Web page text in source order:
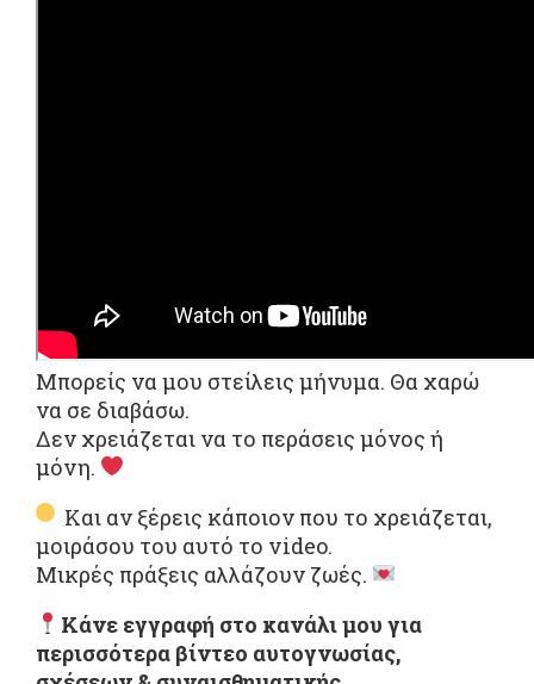
Μπορείς να μου στείλεις μήνυμα. Θα χαρώ
να σε διαβάσω.
Δεν χρειάζεται να το περάσεις μόνος ή
μόνη.
Και αν ξέρεις κάποιον που το χρειάζεται,
μοιράσου του αυτό το video.
Μικρές πράξεις αλλάζουν ζωές.
Κάνε εγγραφή στο κανάλι μου για
περισσότερα βίντεο αυτογνωσίας,